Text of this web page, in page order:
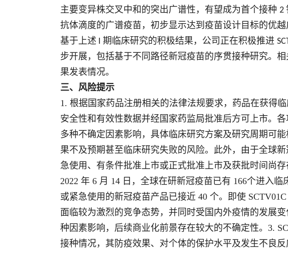
主要变异株交叉中和的突出广谱性，有望成为首个接种 2
抗体滴度的广谱疫苗，初步显示达到疫苗设计目标的优越
基于上述
期临床研究的积极结果，公司正在积极推进
步开展，包括基于不同路径新冠疫苗的序贯接种研究。
果发表情况。
三、风险提示
1. 根据国家药品注册相关的法律法规要求，药品在获得
安全性和有效性数据并经国家药监局批准后方可上市。
多种不确定因素影响，具体临床研究方案及研究周期可
果不及预期甚至临床研究失败的风险。此外，由于全球
急使用、有条件批准上市或正式批准上市及获批时间尚
2022 年 6 月 14 日，全球在研新冠疫苗已有 166个进入
或紧急使用的新冠疫苗产品已接近 40 个。即使
面临较为激烈的竞争态势，并同时受国内外疫情的发展
种因素影响，后续商业化前景存在较大的不确定性。3.
接种情况，其防疫效果、对个体的保护水平及发生不良